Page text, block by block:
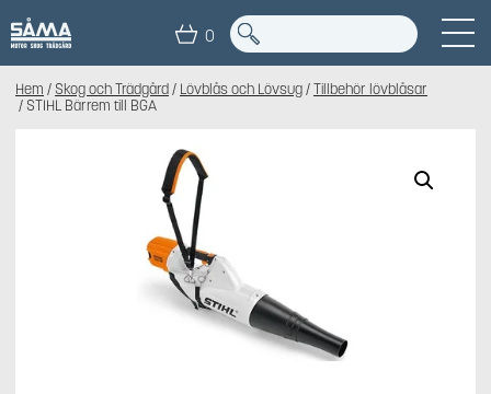
0
Hem / Skog och Trädgård/ Lövblås och Lövsug/Tillbehör lövblåsar
/ STIHL Bärrem till BGA